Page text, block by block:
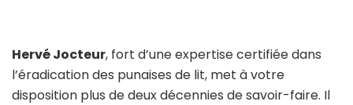
Hervé Jocteur, fort d’une expertise certifiée dans
l’éradication des punaises de lit, met à votre
disposition plus de deux décennies de savoir-faire. Il